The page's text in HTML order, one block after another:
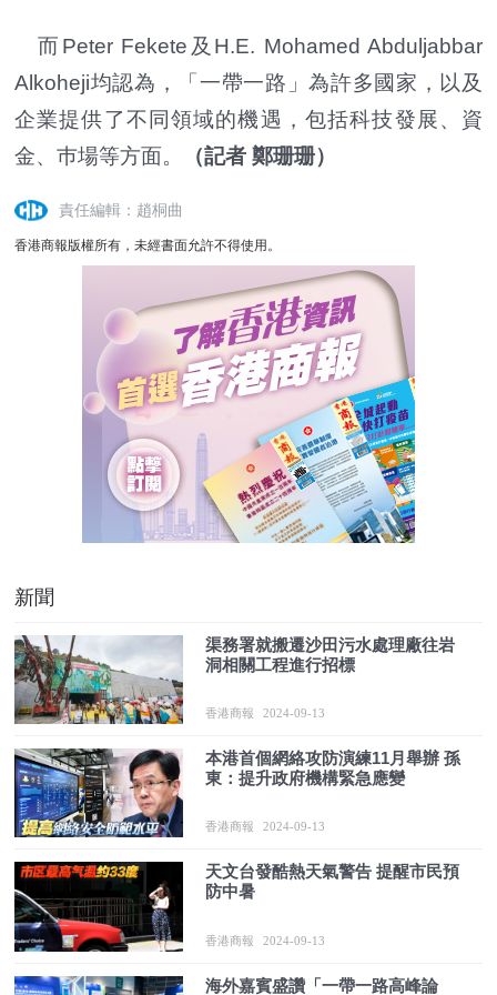
而Peter Fekete及H.E. Mohamed Abduljabbar
Alkoheji均認為，「一帶一路」為許多國家，以及
企業提供了不同領域的機遇，包括科技發展、資
金、巿場等方面。
（記者 鄭珊珊）
責任編輯：趙桐曲
香港商報版權所有，未經書面允許不得使用。
新聞
渠務署就搬遷沙田污水處理廠往岩
洞相關工程進行招標
香港商報 2024-09-13
本港首個網絡攻防演練11月舉辦 孫
東：提升政府機構緊急應變
香港商報 2024-09-13
天文台發酷熱天氣警告 提醒市民預
防中暑
香港商報 2024-09-13
海外嘉賓盛讚「一帶一路高峰論